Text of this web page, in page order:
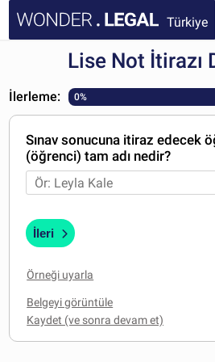
Türkiye
ANA SAYFA
BELGELER
SSS
HESABIM
Lise Not İtirazı
İlerleme: 0%
Sınav sonucuna itiraz edecek
(öğrenci) tam adı nedir?
İleri
Örneği uyarla
Belgeyi görüntüle